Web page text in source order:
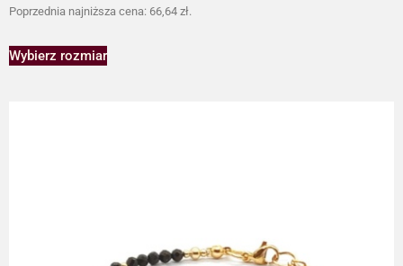
Poprzednia najniższa cena: 66,64 zł.
Wybierz rozmiar